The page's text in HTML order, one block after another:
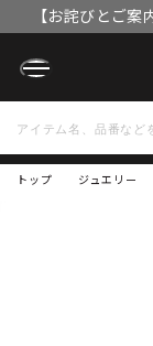
【お詫びとご
OFF
トップ ジュエリー